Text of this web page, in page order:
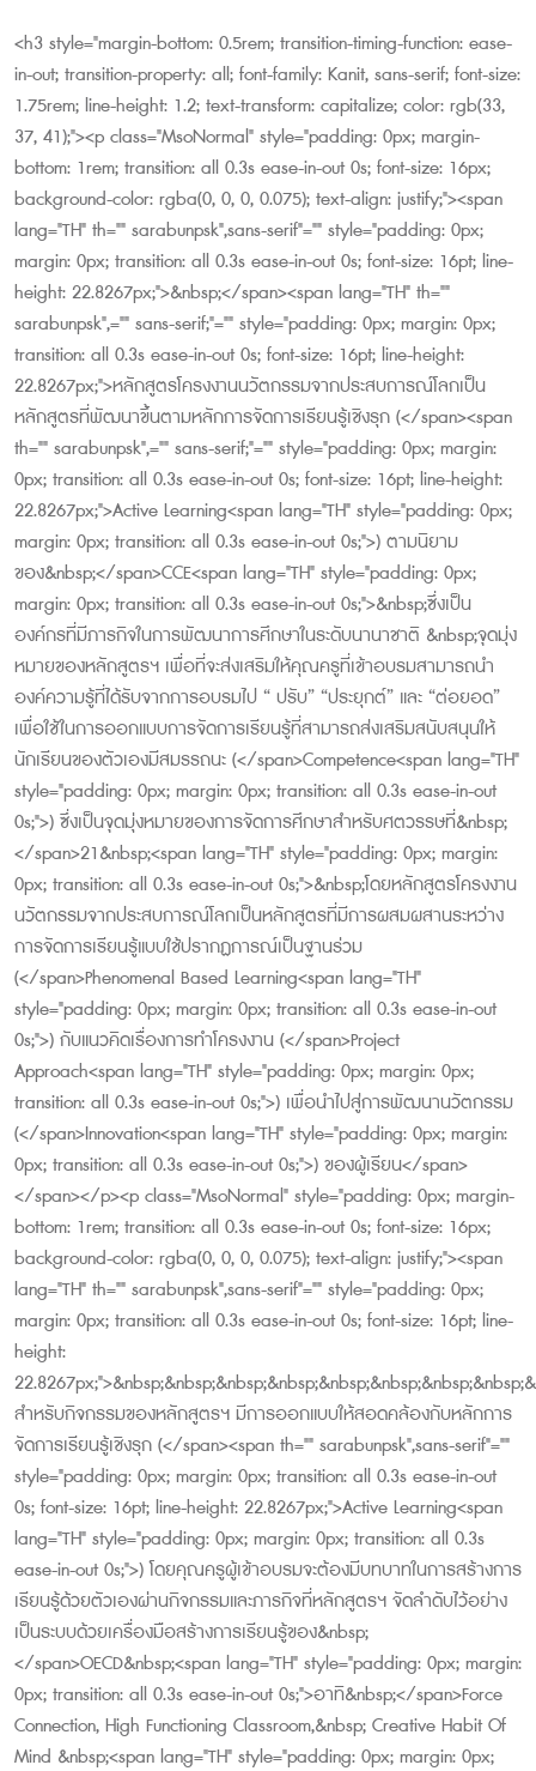
<h3 style="margin-bottom: 0.5rem; transition-timing-function: ease-
in-out; transition-property: all; font-family: Kanit, sans-serif; font-size:
1.75rem; line-height: 1.2; text-transform: capitalize; color: rgb(33,
37, 41);"><p class="MsoNormal" style="padding: 0px; margin-
bottom: 1rem; transition: all 0.3s ease-in-out 0s; font-size: 16px;
background-color: rgba(0, 0, 0, 0.075); text-align: justify;"><span
lang="TH" th="" sarabunpsk",sans-serif"="" style="padding: 0px;
margin: 0px; transition: all 0.3s ease-in-out 0s; font-size: 16pt; line-
height: 22.8267px;">&nbsp;</span><span lang="TH" th=""
sarabunpsk",="" sans-serif;"="" style="padding: 0px; margin: 0px;
transition: all 0.3s ease-in-out 0s; font-size: 16pt; line-height:
22.8267px;">หลักสูตรโครงงานนวัตกรรมจากประสบการณ์โลกเป็น
หลักสูตรที่พัฒนาขึ้นตามหลักการจัดการเรียนรู้เชิงรุก (</span><span
th="" sarabunpsk",="" sans-serif;"="" style="padding: 0px; margin:
0px; transition: all 0.3s ease-in-out 0s; font-size: 16pt; line-height:
22.8267px;">Active Learning<span lang="TH" style="padding: 0px;
margin: 0px; transition: all 0.3s ease-in-out 0s;">) ตามนิยาม
ของ&nbsp;</span>CCE<span lang="TH" style="padding: 0px;
margin: 0px; transition: all 0.3s ease-in-out 0s;">&nbsp;ซึ่งเป็น
องค์กรที่มีภารกิจในการพัฒนาการศึกษาในระดับนานาชาติ &nbsp;จุดมุ่ง
หมายของหลักสูตรฯ เพื่อที่จะส่งเสริมให้คุณครูที่เข้าอบรมสามารถนำ
องค์ความรู้ที่ได้รับจากการอบรมไป “ ปรับ” “ประยุกต์” และ “ต่อยอด”
เพื่อใช้ในการออกแบบการจัดการเรียนรู้ที่สามารถส่งเสริมสนับสนุนให้
นักเรียนของตัวเองมีสมรรถนะ (</span>Competence<span lang="TH"
style="padding: 0px; margin: 0px; transition: all 0.3s ease-in-out
0s;">) ซึ่งเป็นจุดมุ่งหมายของการจัดการศึกษาสำหรับศตวรรษที่&nbsp;
</span>21&nbsp;<span lang="TH" style="padding: 0px; margin:
0px; transition: all 0.3s ease-in-out 0s;">&nbsp;โดยหลักสูตรโครงงาน
นวัตกรรมจากประสบการณ์โลกเป็นหลักสูตรที่มีการผสมผสานระหว่าง
การจัดการเรียนรู้แบบใช้ปรากฏการณ์เป็นฐานร่วม
(</span>Phenomenal Based Learning<span lang="TH"
style="padding: 0px; margin: 0px; transition: all 0.3s ease-in-out
0s;">) กับแนวคิดเรื่องการทำโครงงาน (</span>Project
Approach<span lang="TH" style="padding: 0px; margin: 0px;
transition: all 0.3s ease-in-out 0s;">) เพื่อนำไปสู่การพัฒนานวัตกรรม
(</span>Innovation<span lang="TH" style="padding: 0px; margin:
0px; transition: all 0.3s ease-in-out 0s;">) ของผู้เรียน</span>
</span></p><p class="MsoNormal" style="padding: 0px; margin-
bottom: 1rem; transition: all 0.3s ease-in-out 0s; font-size: 16px;
background-color: rgba(0, 0, 0, 0.075); text-align: justify;"><span
lang="TH" th="" sarabunpsk",sans-serif"="" style="padding: 0px;
margin: 0px; transition: all 0.3s ease-in-out 0s; font-size: 16pt; line-
height:
สำหรับกิจกรรมของหลักสูตรฯ มีการออกแบบให้สอดคล้องกับหลักการ
จัดการเรียนรู้เชิงรุก (</span><span th="" sarabunpsk",sans-serif"=""
style="padding: 0px; margin: 0px; transition: all 0.3s ease-in-out
0s; font-size: 16pt; line-height: 22.8267px;">Active Learning<span
lang="TH" style="padding: 0px; margin: 0px; transition: all 0.3s
ease-in-out 0s;">) โดยคุณครูผู้เข้าอบรมจะต้องมีบทบาทในการสร้างการ
เรียนรู้ด้วยตัวเองผ่านกิจกรรมและภารกิจที่หลักสูตรฯ จัดลำดับไว้อย่าง
เป็นระบบด้วยเครื่องมือสร้างการเรียนรู้ของ&nbsp;
</span>OECD&nbsp;<span lang="TH" style="padding: 0px; margin:
0px; transition: all 0.3s ease-in-out 0s;">อาทิ&nbsp;</span>Force
Connection, High Functioning Classroom,&nbsp; Creative Habit Of
Mind &nbsp;<span lang="TH" style="padding: 0px; margin: 0px;